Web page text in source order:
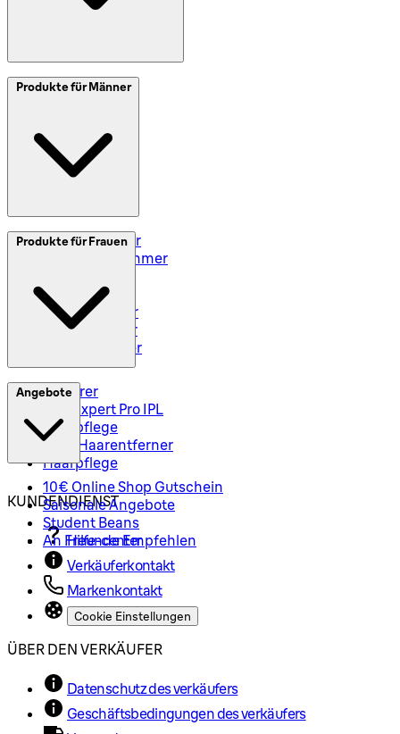
SplitIt
Produkte für Männer
Elektrorasierer
Styler und Trimmer
Rasiersets
Rasierzubehör
Body Groomer
Haarschneider
Produkte für Frauen
Epilierer
Silk-Expert Pro IPL
Hautpflege
Mini-Haarentferner
Haarpflege
Angebote
10€ Online Shop Gutschein
Saisonale Angebote
Student Beans
An Freunde Empfehlen
KUNDENDIENST
Hilfe-center
Verkäuferkontakt
Markenkontakt
Cookie Einstellungen
ÜBER DEN VERKÄUFER
Datenschutz des verkäufers
Geschäftsbedingungen des verkäufers